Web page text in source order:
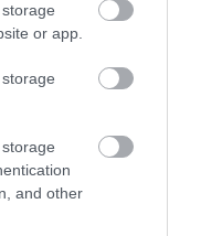
or app.
and other
AMELYEK NEM
IS NEKIK